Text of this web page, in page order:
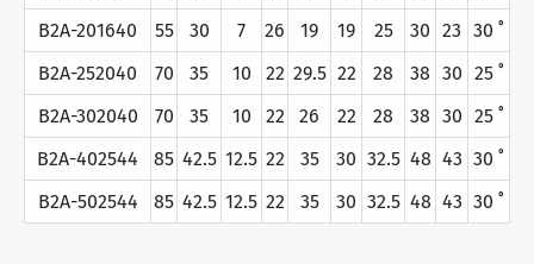
B2A-201640
55 30 7 26 19 19 25 30 23 30 ˚
B2A-252040
70 35 10 22 29.5 22 28 38 30 25 ˚
B2A-302040
70 35 10 22 26 22 28 38 30 25 ˚
B2A-402544
85 42.5 12.5 22 35 30 32.5 48 43 30 ˚
B2A-502544
85 42.5 12.5 22 35 30 32.5 48 43 30 ˚